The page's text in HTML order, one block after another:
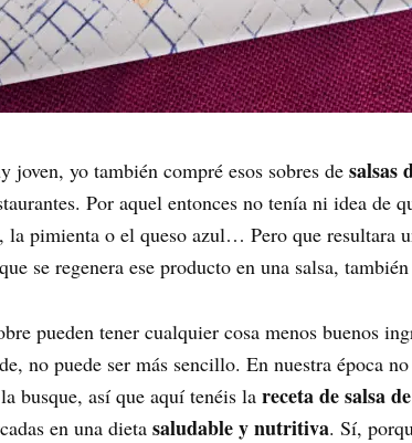
joven, yo también compré esos sobres de salsas
Por aquel entonces no tenía ni idea de
la pimienta o el queso azul… Pero que resultara
se regenera ese producto en una salsa,
pueden tener cualquier cosa menos buenos
no puede ser más sencillo. En nuestra época
busque, así que aquí tenéis la receta de salsa de
en una dieta saludable y nutritiva. Sí,